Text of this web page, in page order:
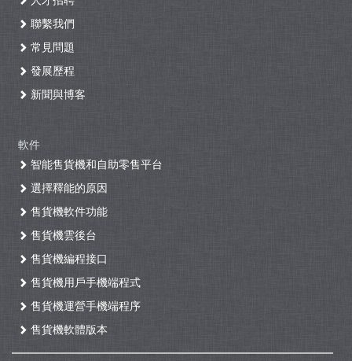
聯繫我們
常見問題
發展歷程
新聞與博客
軟件
智能售貨機和自助零售平台
選擇釋能的原因
售貨機軟件功能
售貨機雲後台
售貨機編程接口
售貨機用戶手機端程式
售貨機運營手機端程序
售貨機軟體版本